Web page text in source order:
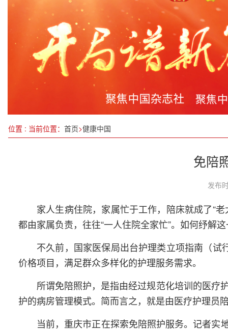
新年第一展：中国华交会如期开幕
填补空白 黑龙江省高端牛肉产品首获绿色食品标
《北京城市治理研究报告（2024）》于今日发布
两部门紧急调拨的中央救灾物资已全部运抵山西灾
位置 : 当前位置： 首页>健康中国
免陪
发布
家人生病住院，家属忙于工作，陪床就成了“
都由家属负责，往往“一人住院全家忙”。如何纾解
不久前，国家医保局出台护理类立项指南（试
价格项目，满足群众多样化的护理服务需求。
所谓免陪照护，是指由经过规范化培训的医疗
护的病房管理模式。简而言之，就是由医疗护理员
当前，重庆市正在探索免陪照护服务。记者实